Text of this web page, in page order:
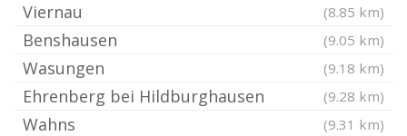
Viernau (8.85 km)
Benshausen (9.05 km)
Wasungen (9.18 km)
Ehrenberg bei Hildburghausen (9.28 km)
Wahns (9.31 km)